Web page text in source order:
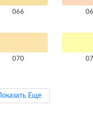
066
070
Показать Еще